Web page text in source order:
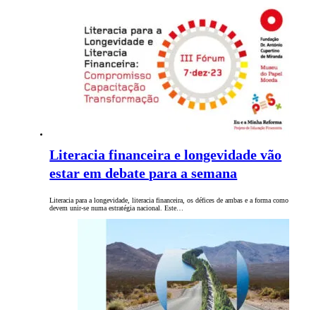
Literacia financeira e longevidade vão
estar em debate para a semana
Literacia para a longevidade, literacia financeira, os défices de ambas e a forma como
devem unir-se numa estratégia nacional. Este…